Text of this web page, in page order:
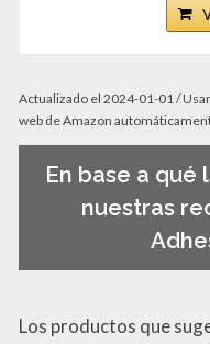
Actualizado el 2024-01-01 /
web de Amazon
En base a
nuestras
Los productos que